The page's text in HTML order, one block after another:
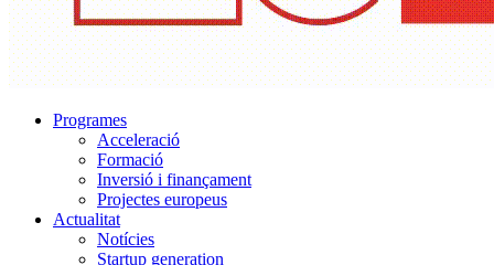
Programes
Acceleració
Formació
Inversió i finançament
Projectes europeus
Actualitat
Notícies
Startup generation